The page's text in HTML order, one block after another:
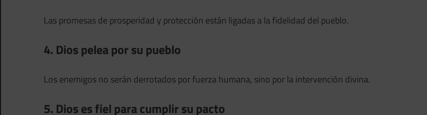
Las promesas de prosperidad y protección están ligadas a la fidelidad del pueblo.
4. Dios pelea por su pueblo
Los enemigos no serán derrotados por fuerza humana, sino por la intervención divina.
5. Dios es fiel para cumplir su pacto